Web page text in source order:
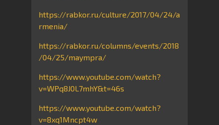
https://rabkor.ru/culture/2017/04/24/a
rmenia/
https://rabkor.ru/columns/events/2018
/04/25/maympra/
https://www.youtube.com/watch?
v=WPq8J0L7mhY&t=46s
https://www.youtube.com/watch?
v=8xq1Mncpt4w